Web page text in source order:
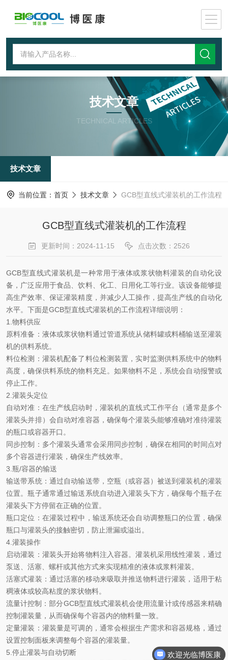
技术文章
TECHNICAL ARTICLES
技术文章
当前位置： 首页 技术文章 GCB型直线式灌装机的工作流程
GCB型直线式灌装机的工作流程
更新时间：2024-11-15 点击次数：2526
GCB型直线式灌装机是一种常用于液体或浆状物料灌装的自动化设
备，广泛应用于食品、饮料、化工、日用化工等行业。该设备能够提
高生产效率、保证灌装精度，并减少人工操作，提高生产线的自动化
水平。下面是GCB型直线式灌装机的工作流程详细说明：
1.物料供应
原料准备：液体或浆状物料通过管道系统从储料罐或料桶输送至灌装
机的供料系统。
料位检测：灌装机配备了料位检测装置，实时监测供料系统中的物料
高度，确保供料系统的物料充足。如果物料不足，系统会自动报警或
停止工作。
2.灌装头定位
自动对准：在生产线启动时，灌装机的直线式工作平台（通常是多个
灌装头并排）会自动对准容器，确保每个灌装头能够准确对准待灌装
的瓶口或容器开口。
同步控制：多个灌装头通常会采用同步控制，确保在相同的时间点对
多个容器进行灌装，确保生产线效率。
3.瓶/容器的输送
输送带系统：通过自动输送带，空瓶（或容器）被送到灌装机的灌装
位置。瓶子通常通过输送系统自动进入灌装头下方，确保每个瓶子在
灌装头下方停留在正确的位置。
瓶口定位：在灌装过程中，输送系统还会自动调整瓶口的位置，确保
瓶口与灌装头的接触密切，防止泄漏或溢出。
4.灌装操作
启动灌装：灌装头开始将物料注入容器。灌装机采用线性灌装，通过
泵送、活塞、螺杆或其他方式来实现精准的液体或浆料灌装。
活塞式灌装：通过活塞的移动来吸取并推送物料进行灌装，适用于粘
稠液体或较高粘度的浆状物料。
流量计控制：部分GCB型直线式灌装机会使用流量计或传感器来精确
控制灌装量，从而确保每个容器内的物料量一致。
定量灌装：灌装量是可调的，通常会根据生产需求和容器规格，通过
设置控制面板来调整每个容器的灌装量。
5.停止灌装与自动切断
欢迎光临博医康